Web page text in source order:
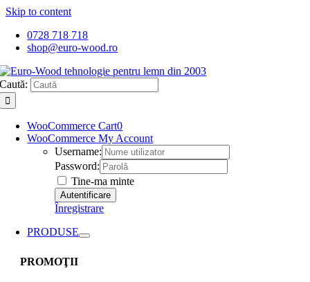
Skip to content
0728 718 718
shop@euro-wood.ro
Caută:
WooCommerce Cart0
WooCommerce My Account
Username:
Password:
Tine-ma minte
Înregistrare
PRODUSE
PROMOŢII